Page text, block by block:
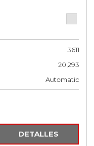
3611
20,293
Automatic
DETALLES